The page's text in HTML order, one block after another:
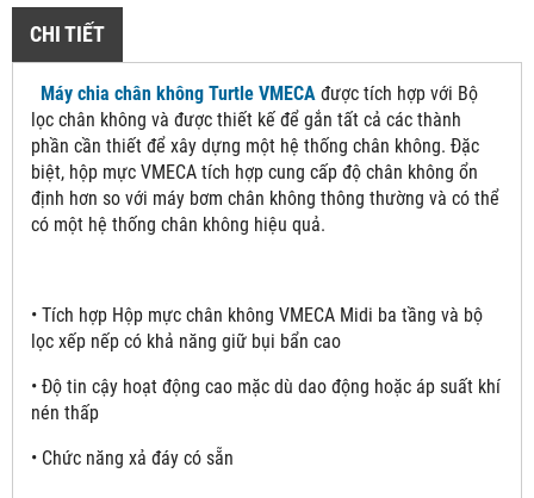
CHI TIẾT
Máy chia chân không Turtle VMECA được tích hợp với Bộ
lọc chân không và được thiết kế để gắn tất cả các thành
phần cần thiết để xây dựng một hệ thống chân không. Đặc
biệt, hộp mực VMECA tích hợp cung cấp độ chân không ổn
định hơn so với máy bơm chân không thông thường và có thể
có một hệ thống chân không hiệu quả.
• Tích hợp Hộp mực chân không VMECA Midi ba tầng và bộ
lọc xếp nếp có khả năng giữ bụi bẩn cao
• Độ tin cậy hoạt động cao mặc dù dao động hoặc áp suất khí
nén thấp
• Chức năng xả đáy có sẵn